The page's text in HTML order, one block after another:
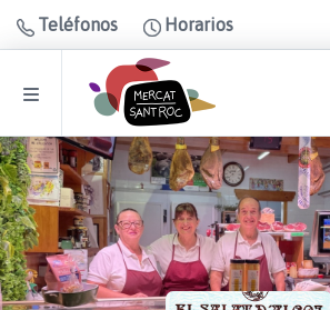
Teléfonos Horarios